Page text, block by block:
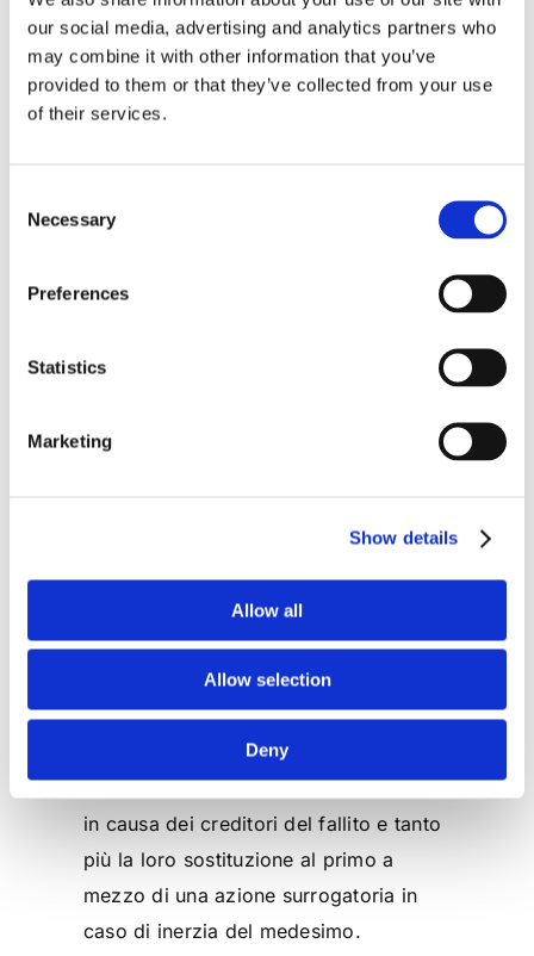
our social media, advertising and analytics partners who
may combine it with other information that you’ve
provided to them or that they’ve collected from your use
of their services.
Selection
Necessary
Preferences
Statistics
Marketing
Show details
Allow all
Allow selection
Deny
revocatoria fallimentare.
Irrilevante invece in tale tipologia di
azione è la conoscenza da parte del
insolvenza e dunque di
pregiudizio ai creditori.
un approfondimento circa la
della revocatoria fallimentare che
L’azione è diretta nei riguardi del terzo
avente causa del fallito, cioè
del pagamento o
destinatario dell’atto revocabile.
Si tratta di una legittimazione esclusiva
che come tale comporta
un divieto di ammissione dell’intervento
in causa dei creditori del fallito e tanto
più la loro sostituzione al primo a
mezzo di una azione surrogatoria in
caso di inerzia del medesimo.